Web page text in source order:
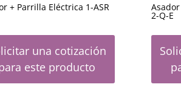
+ Parrilla Eléctrica 1-ASR
una cotización
este producto
2-Q-E